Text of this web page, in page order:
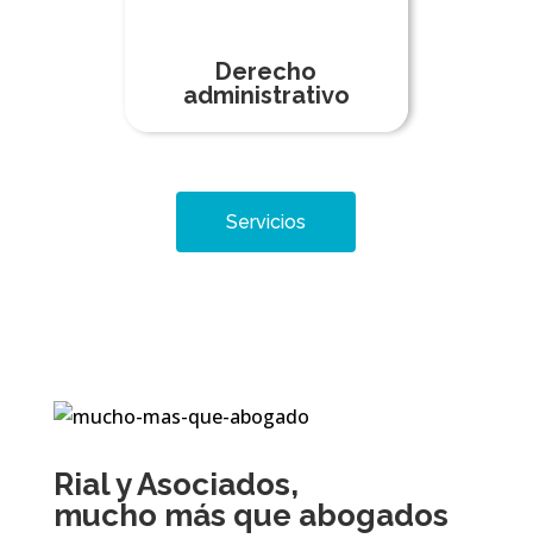
Derecho
administrativo
Servicios
Rial y Asociados,
mucho más que abogados